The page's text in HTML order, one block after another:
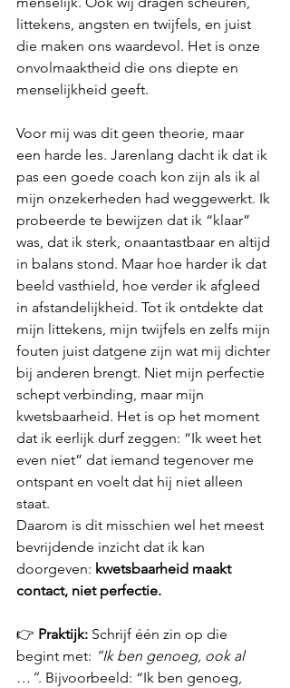
littekens, angsten en twijfels, en juist
die maken ons waardevol. Het is onze
onvolmaaktheid die ons diepte en
menselijkheid geeft.
Voor mij was dit geen theorie, maar
een harde les. Jarenlang dacht ik dat ik
pas een goede coach kon zijn als ik al
mijn onzekerheden had weggewerkt. Ik
probeerde te bewijzen dat ik “klaar”
was, dat ik sterk, onaantastbaar en altijd
in balans stond. Maar hoe harder ik dat
beeld vasthield, hoe verder ik afgleed
in afstandelijkheid. Tot ik ontdekte dat
mijn littekens, mijn twijfels en zelfs mijn
fouten juist datgene zijn wat mij dichter
bij anderen brengt. Niet mijn perfectie
schept verbinding, maar mijn
kwetsbaarheid. Het is op het moment
dat ik eerlijk durf zeggen: “Ik weet het
even niet” dat iemand tegenover me
ontspant en voelt dat hij niet alleen
staat.
Daarom is dit misschien wel het meest
bevrijdende inzicht dat ik kan
doorgeven: kwetsbaarheid maakt
contact, niet perfectie.
👉 Praktijk: Schrijf één zin op die
begint met: “Ik ben genoeg, ook al
…”. Bijvoorbeeld: “Ik ben genoeg,